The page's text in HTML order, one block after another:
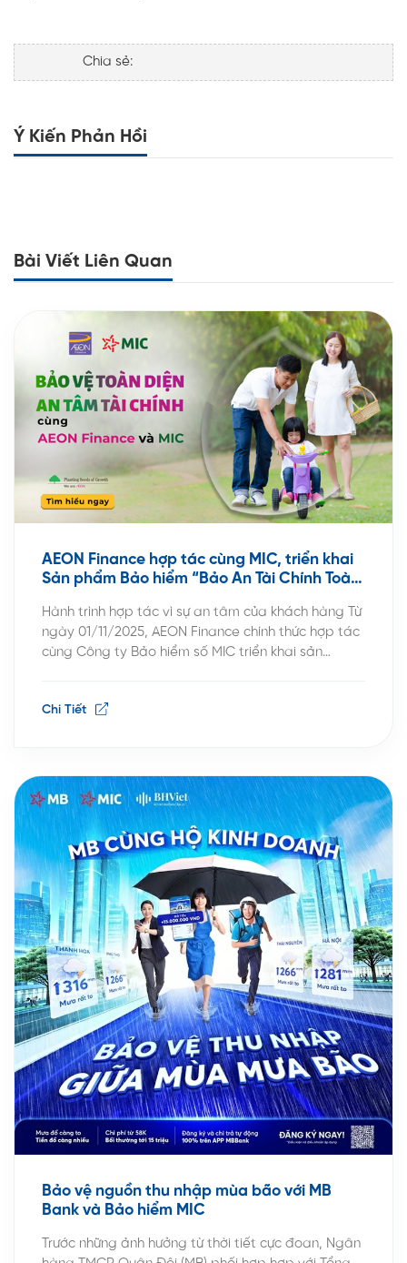
Chia sẻ:
Ý Kiến Phản Hồi
Bài Viết Liên Quan
AEON Finance hợp tác cùng MIC, triển khai
Sản phẩm Bảo hiểm “Bảo An Tài Chính Toàn
Hành trình hợp tác vì sự an tâm của khách hàng Từ
ngày 01/11/2025, AEON Finance chính thức hợp tác
cùng Công ty Bảo hiểm số MIC triển khai sản
hàng an tâm chăm sóc sức khỏe và […]
Chi Tiết
Bảo vệ nguồn thu nhập mùa bão với MB
Bank và Bảo hiểm MIC
Trước những ảnh hưởng từ thời tiết cực đoan, Ngân